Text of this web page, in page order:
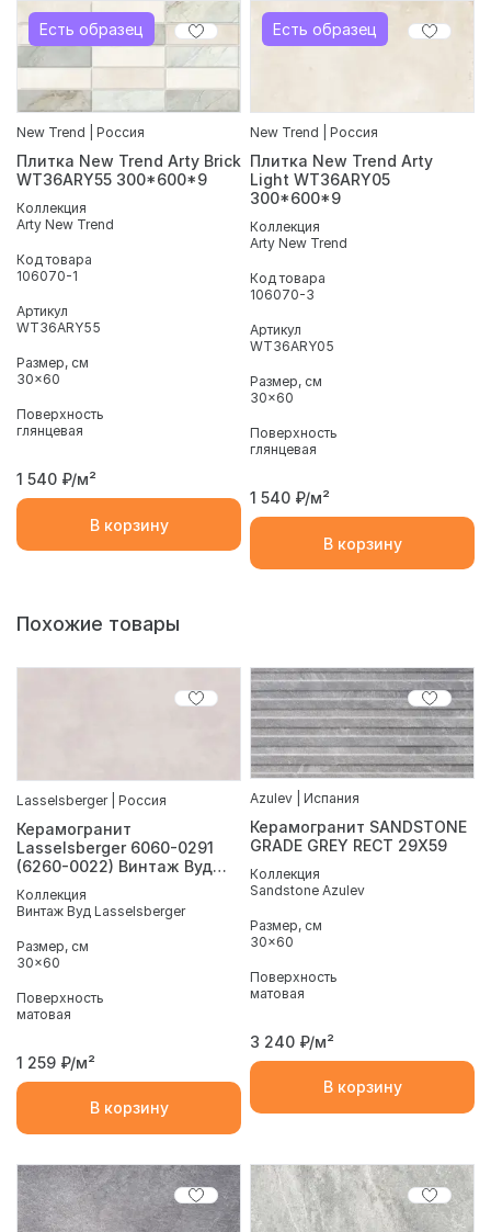
Есть образец
New Trend | Россия
Плитка New Trend Arty Brick
WT36ARY55 300*600*9
Коллекция
Arty New Trend
Код товара
106070-1
Артикул
WT36ARY55
Размер, см
30x60
Поверхность
глянцевая
1 540 ₽/м²
В корзину
Есть образец
New Trend | Россия
Плитка New Trend Arty
Light WT36ARY05
300*600*9
Коллекция
Arty New Trend
Код товара
106070-3
Артикул
WT36ARY05
Размер, см
30x60
Поверхность
глянцевая
1 540 ₽/м²
В корзину
Похожие товары
Lasselsberger | Россия
Керамогранит
Lasselsberger 6060-0291
(6260-0022) Винтаж Вуд
Коллекция
Винтаж Вуд Lasselsberger
Размер, см
30x60
Поверхность
матовая
1 259 ₽/м²
В корзину
Azulev | Испания
Керамогранит SANDSTONE
GRADE GREY RECT 29Х59
Коллекция
Sandstone Azulev
Размер, см
30x60
Поверхность
матовая
3 240 ₽/м²
В корзину